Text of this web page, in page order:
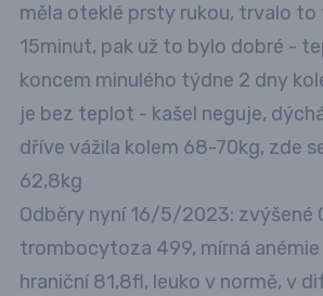
měla oteklé prsty rukou, trvalo to
15minut, pak už to bylo dobré -
koncem minulého týdne 2 dny
je bez teplot - kašel neguje,
dříve vážila kolem 68-70kg, zde
62,8kg
Odběry nyní 16/5/2023: zvýšené
trombocytoza 499, mírná anémie
hraniční 81,8fl, leuko v normě, v